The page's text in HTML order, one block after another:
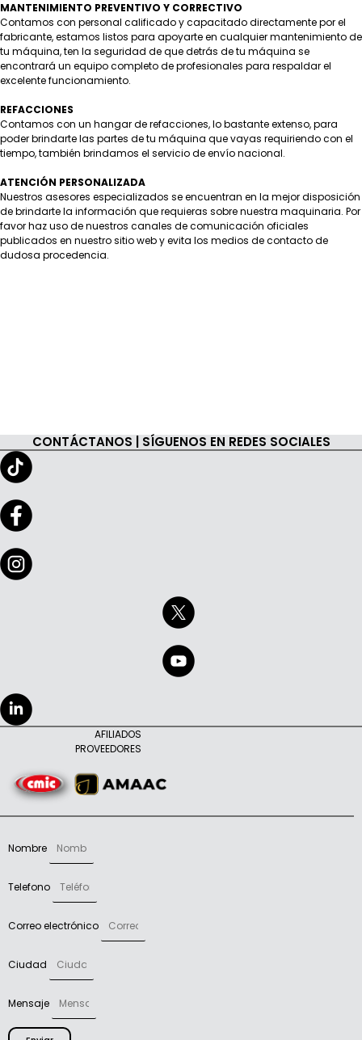
MANTENIMIENTO PREVENTIVO Y CORRECTIVO
Contamos con personal calificado y capacitado directamente por el
fabricante, estamos listos para apoyarte en cualquier mantenimiento de
tu máquina, ten la seguridad de que detrás de tu máquina se
encontrará un equipo completo de profesionales para respaldar el
excelente funcionamiento.
REFACCIONES
Contamos con un hangar de refacciones, lo bastante extenso, para
poder brindarte las partes de tu máquina que vayas requiriendo con el
tiempo, también brindamos el servicio de envío nacional.
ATENCIÓN PERSONALIZADA
Nuestros asesores especializados se encuentran en la mejor disposición
de brindarte la información que requieras sobre nuestra maquinaria. Por
favor haz uso de nuestros canales de comunicación oficiales
publicados en nuestro sitio web y evita los medios de contacto de
dudosa procedencia.
CONTÁCTANOS | SÍGUENOS EN REDES SOCIALES
AFILIADOS
PROVEEDORES
Nombre
Telefono
Correo electrónico
Ciudad
Mensaje